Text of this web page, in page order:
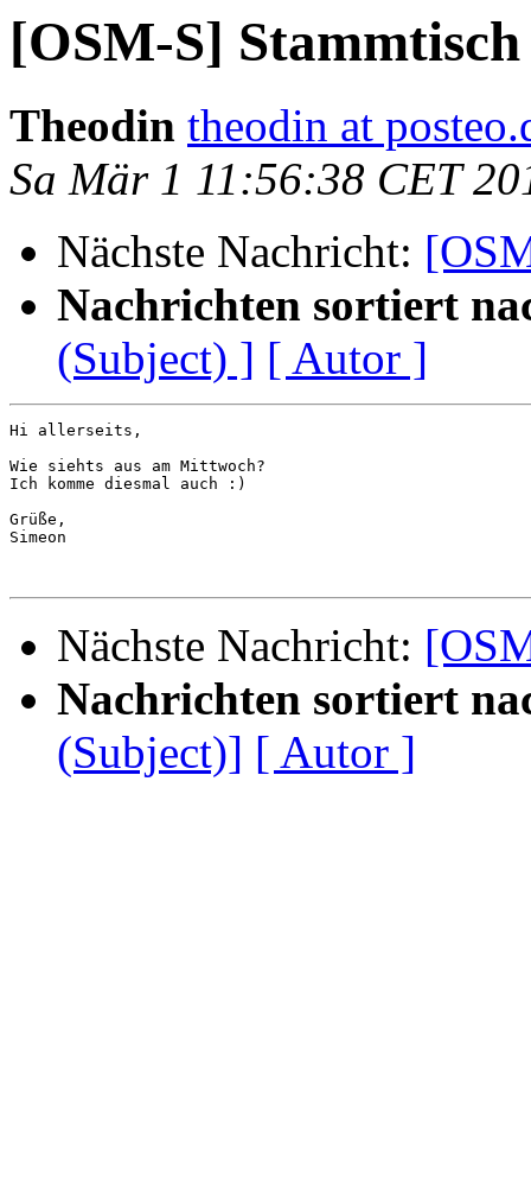
[OSM-S]
Theodin theodin at
Sa Mär 1 11:56:38 CET
Nächste Nachricht:
Nachrichten sortiert
(Subject) ] [ Autor ]
Hi allerseits,
Wie siehts aus am Mittwoch?
Ich komme diesmal auch :)
Grüße,
Simeon
Nächste Nachricht:
Nachrichten sortiert
(Subject)] [ Autor ]